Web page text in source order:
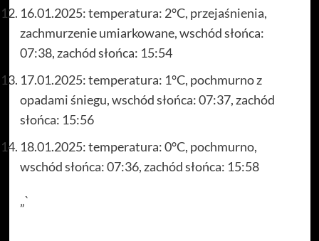
16.01.2025: temperatura: 2°C, przejaśnienia,
zachmurzenie umiarkowane, wschód słońca:
07:38, zachód słońca: 15:54
17.01.2025: temperatura: 1°C, pochmurno z
opadami śniegu, wschód słońca: 07:37, zachód
słońca: 15:56
18.01.2025: temperatura: 0°C, pochmurno,
wschód słońca: 07:36, zachód słońca: 15:58
„`